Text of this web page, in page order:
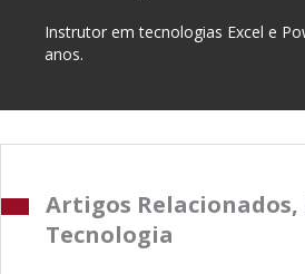
Instrutor em tecnologias Excel e
anos.
Artigos Relacionados,
Tecnologia